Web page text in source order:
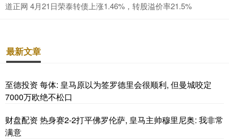
道正网 4月21日荣泰转债上涨1.46%，转股溢价率21.5%
最新文章
至德投资 每体: 皇马原以为签罗德里会很顺利, 但曼城咬定
7000万欧绝不松口
财盘配资 热身赛2-2打平佛罗伦萨, 皇马主帅穆里尼奥: 我非常
满意